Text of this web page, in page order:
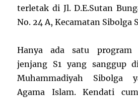
terletak di Jl. D.E.Sutan
No. 24 A, Kecamatan Sibolga
Hanya ada satu program
jenjang S1 yang sanggup
Muhammadiyah Sibolga
Agama Islam. Kendati